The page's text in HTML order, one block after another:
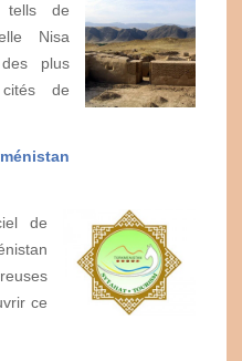
tells de
Nisa
plus
de
de
ce